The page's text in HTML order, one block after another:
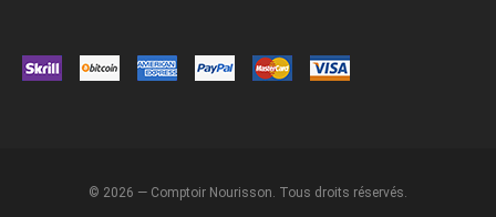
© 2026 — Comptoir Nourisson. Tous droits réservés.